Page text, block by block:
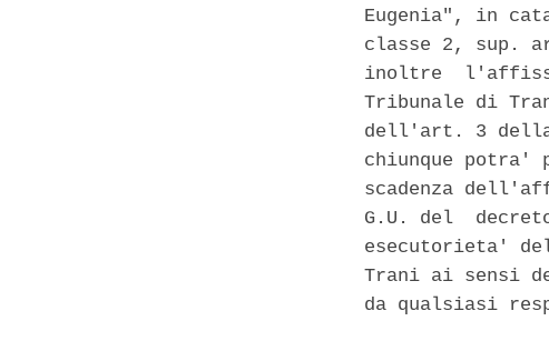
Eugenia", in
classe 2, sup.
inoltre
Tribunale di
dell'art. 3 della
chiunque potra'
scadenza
G.U. del
esecutorieta'
Trani ai sensi
da qualsiasi